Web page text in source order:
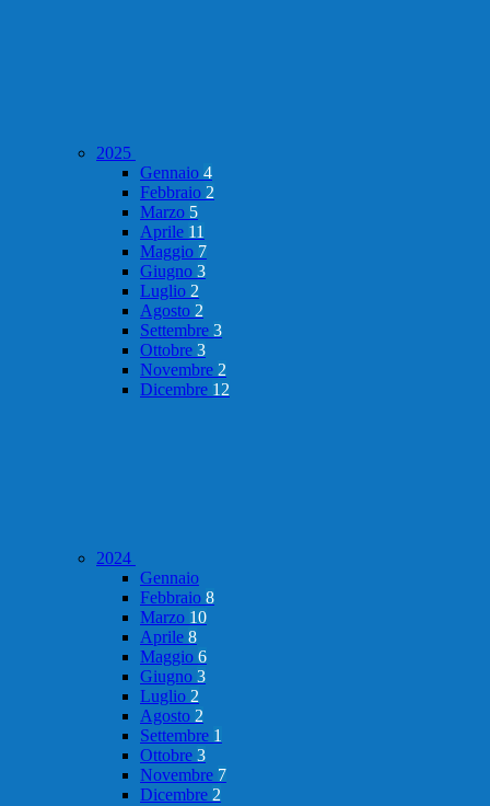
2025
Gennaio 4
Febbraio 2
Marzo 5
Aprile 11
Maggio 7
Giugno 3
Luglio 2
Agosto 2
Settembre 3
Ottobre 3
Novembre 2
Dicembre 12
2024
Gennaio
Febbraio 8
Marzo 10
Aprile 8
Maggio 6
Giugno 3
Luglio 2
Agosto 2
Settembre 1
Ottobre 3
Novembre 7
Dicembre 2